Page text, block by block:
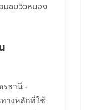
มชมวิวหนอง
รธานี -
ทางหลักที่ใช้